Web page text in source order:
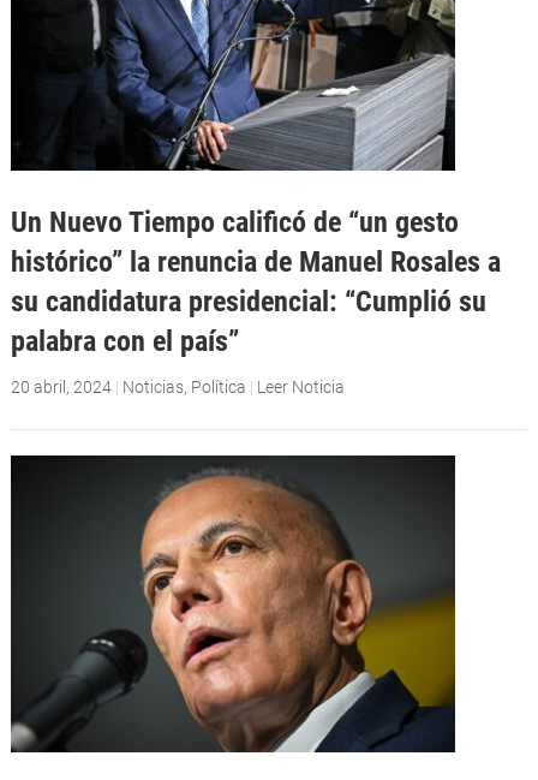
Un Nuevo Tiempo calificó de “un gesto
histórico” la renuncia de Manuel Rosales a
su candidatura presidencial: “Cumplió su
palabra con el país”
20 abril, 2024| Noticias, Política | Leer Noticia